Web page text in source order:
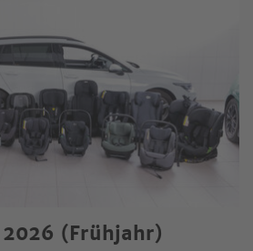
(Frühjahr)